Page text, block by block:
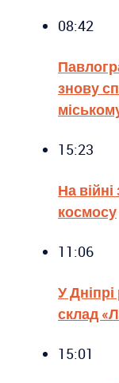
08:42
знову
15:23
На
космосу
11:06
У
склад
15:01